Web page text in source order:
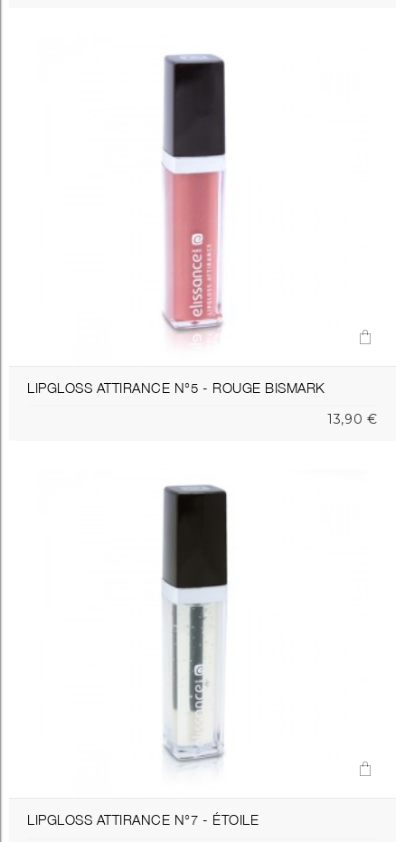
LIPGLOSS ATTIRANCE N°5 - ROUGE BISMARK
13,90 €
LIPGLOSS ATTIRANCE N°7 - ÉTOILE